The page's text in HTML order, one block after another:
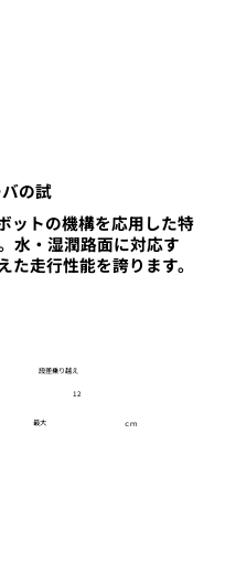
の試
ットの機構を応用した特
水・湿潤路面に対応す
た走行性能を誇ります。
段差乗り越え
最大
12
ｃｍ